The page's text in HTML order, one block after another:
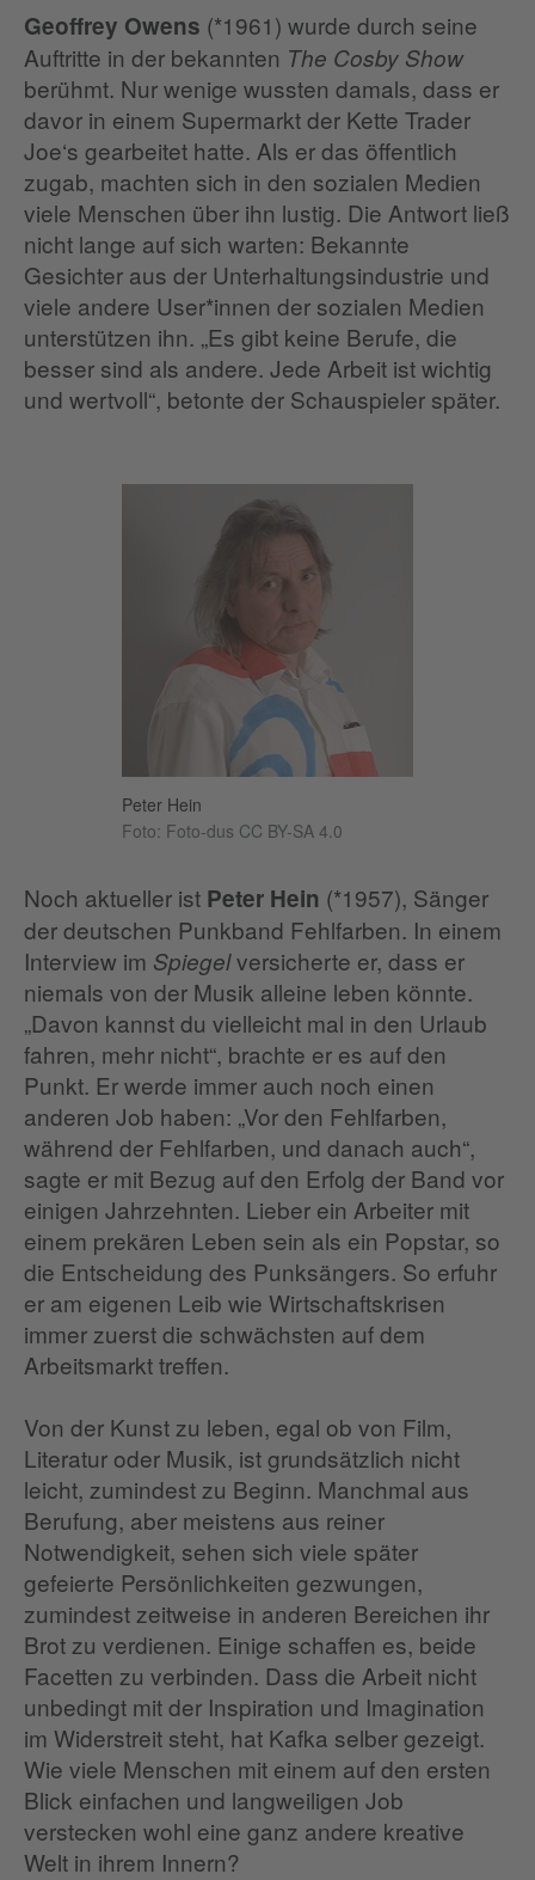
Geoffrey Owens (*1961) wurde durch seine
Auftritte in der bekannten The Cosby Show
berühmt. Nur wenige wussten damals, dass er
davor in einem Supermarkt der Kette Trader
Joe‘s gearbeitet hatte. Als er das öffentlich
zugab, machten sich in den sozialen Medien
viele Menschen über ihn lustig. Die Antwort ließ
nicht lange auf sich warten: Bekannte
Gesichter aus der Unterhaltungsindustrie und
viele andere User*innen der sozialen Medien
unterstützen ihn. „Es gibt keine Berufe, die
besser sind als andere. Jede Arbeit ist wichtig
und wertvoll“, betonte der Schauspieler später.
Peter Hein
Foto: Foto-dus CC BY-SA 4.0
Noch aktueller ist Peter Hein (*1957), Sänger
der deutschen Punkband Fehlfarben. In einem
Interview im Spiegelversicherte er, dass er
niemals von der Musik alleine leben könnte.
„Davon kannst du vielleicht mal in den Urlaub
fahren, mehr nicht“, brachte er es auf den
Punkt. Er werde immer auch noch einen
anderen Job haben: „Vor den Fehlfarben,
während der Fehlfarben, und danach auch“,
sagte er mit Bezug auf den Erfolg der Band vor
einigen Jahrzehnten. Lieber ein Arbeiter mit
einem prekären Leben sein als ein Popstar, so
die Entscheidung des Punksängers. So erfuhr
er am eigenen Leib wie Wirtschaftskrisen
immer zuerst die schwächsten auf dem
Arbeitsmarkt treffen.
Von der Kunst zu leben, egal ob von Film,
Literatur oder Musik, ist grundsätzlich nicht
leicht, zumindest zu Beginn. Manchmal aus
Berufung, aber meistens aus reiner
Notwendigkeit, sehen sich viele später
gefeierte Persönlichkeiten gezwungen,
zumindest zeitweise in anderen Bereichen ihr
Brot zu verdienen. Einige schaffen es, beide
Facetten zu verbinden. Dass die Arbeit nicht
unbedingt mit der Inspiration und Imagination
im Widerstreit steht, hat Kafka selber gezeigt.
Wie viele Menschen mit einem auf den ersten
Blick einfachen und langweiligen Job
verstecken wohl eine ganz andere kreative
Welt in ihrem Innern?